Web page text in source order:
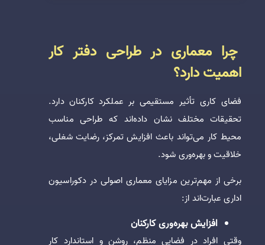
چرا معماری در طراحی دفتر کار
اهمیت دارد؟
فضای کاری تأثیر مستقیمی بر عملکرد کارکنان دارد.
تحقیقات مختلف نشان داده‌اند که طراحی مناسب
محیط کار می‌تواند باعث افزایش تمرکز، رضایت شغلی،
خلاقیت و بهره‌وری شود.
برخی از مهم‌ترین مزایای معماری اصولی در دکوراسیون
اداری عبارت‌اند از:
افزایش بهره‌وری کارکنان
وقتی افراد در فضایی منظم، روشن و استاندارد کار